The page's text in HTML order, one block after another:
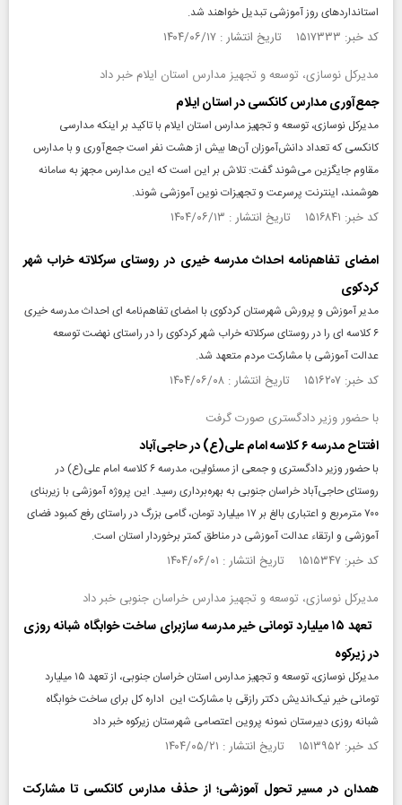
استانداردهای روز آموزشی تبدیل خواهند شد.
کد خبر: ۱۵۱۷۳۳۳ تاریخ انتشار : ۱۴۰۴/۰۶/۱۷
مدیرکل نوسازی، توسعه و تجهیز مدارس استان ایلام خبر داد
جمع‌آوری مدارس کانکسی در استان ایلام
مدیرکل نوسازی، توسعه و تجهیز مدارس استان ایلام با تاکید بر اینکه مدارسی
کانکسی که تعداد دانش‌آموزان آن‌ها بیش از هشت نفر است جمع‌آوری و با مدارس
مقاوم جایگزین می‌شوند گفت: تلاش بر این است که این مدارس مجهز به سامانه
هوشمند، اینترنت پرسرعت و تجهیزات نوین آموزشی شوند.
کد خبر: ۱۵۱۶۸۴۱ تاریخ انتشار : ۱۴۰۴/۰۶/۱۳
امضای تفاهم‌نامه احداث مدرسه خیری در روستای سرکلاته خراب شهر
کردکوی
مدیر آموزش و پرورش شهرستان کردکوی با امضای تفاهم‌نامه ای احداث مدرسه خیری
۶ کلاسه ای را در روستای سرکلاته خراب شهر کردکوی را در راستای نهضت توسعه
عدالت آموزشی با مشارکت مردم متعهد شد.
کد خبر: ۱۵۱۶۲۰۷ تاریخ انتشار : ۱۴۰۴/۰۶/۰۸
با حضور وزیر دادگستری صورت گرفت
افتتاح مدرسه ۶ کلاسه امام علی(ع) در حاجی‌آباد
با حضور وزیر دادگستری و جمعی از مسئولین، مدرسه ۶ کلاسه امام علی(ع) در
روستای حاجی‌آباد خراسان جنوبی به بهره‌برداری رسید. این پروژه آموزشی با زیربنای
۷۰۰ مترمربع و اعتباری بالغ بر ۱۷ میلیارد تومان، گامی بزرگ در راستای رفع کمبود فضای
آموزشی و ارتقاء عدالت آموزشی در مناطق کمتر برخوردار استان است.
کد خبر: ۱۵۱۵۳۴۷ تاریخ انتشار : ۱۴۰۴/۰۶/۰۱
مدیرکل نوسازی، توسعه و تجهیز مدارس خراسان جنوبی خبر داد
تعهد ۱۵ میلیارد تومانی خیر مدرسه سازبرای ساخت خوابگاه شبانه روزی
در زیرکوه
مدیرکل نوسازی، توسعه و تجهیز مدارس استان خراسان جنوبی، از تعهد ۱۵ میلیارد
تومانی خیر نیک‌اندیش دکتر رازقی با مشارکت این اداره کل برای ساخت خوابگاه
شبانه روزی دبیرستان نمونه پروین اعتصامی شهرستان زیرکوه خبر داد
کد خبر: ۱۵۱۳۹۵۲ تاریخ انتشار : ۱۴۰۴/۰۵/۲۱
همدان در مسیر تحول آموزشی؛ از حذف مدارس کانکسی تا مشارکت